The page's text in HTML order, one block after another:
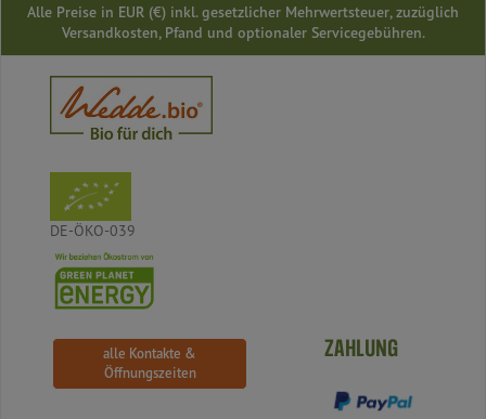
Alle Preise in EUR (€) inkl. gesetzlicher Mehrwertsteuer, zuzüglich
Versandkosten, Pfand und optionaler Servicegebühren.
DE-ÖKO-039
alle Kontakte &
Öffnungszeiten
ZAHLUNG